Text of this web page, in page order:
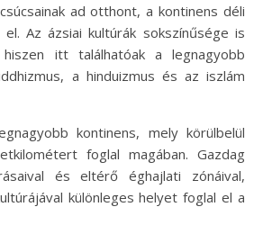
ad otthont, a kontinens déli
Az ázsiai kultúrák sokszínűsége is
itt találhatóak a legnagyobb
a hinduizmus és az iszlám
kontinens, mely körülbelül
foglal magában. Gazdag
és eltérő éghajlati zónáival,
különleges helyet foglal el a